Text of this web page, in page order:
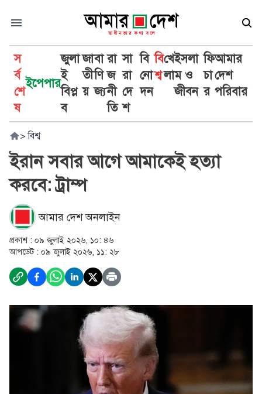
স
র্ব
শে
ষ
ইপেপার
জুলা
ই
বিপ্ল
ব
জা
তী
য়
বা
ণি
জ্য
রা
জ
নী
তি
সা
রা
দে
শ
বি
নো
দন
বি
শ্ব
খে
লা
ইসলা
ম ও
জীবন
ফি
চা
র
আমার
দেশ
পরিবার
> বিশ্ব
ইরান সবার আগে আমাকেই হত্যা
করবে: ট্রাম্প
আমার দেশ অনলাইন
প্রকাশ : ০৯ জুলাই ২০২৬, ১০: ৪৬
আপডেট : ০৯ জুলাই ২০২৬, ১১: ২৮